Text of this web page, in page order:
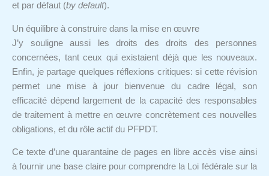
et par défaut (by default).
Un équilibre à construire dans la mise en œuvre
J’y souligne aussi les droits des droits des personnes
concernées, tant ceux qui existaient déjà que les nouveaux.
Enfin, je partage quelques réflexions critiques: si cette révision
permet une mise à jour bienvenue du cadre légal, son
efficacité dépend largement de la capacité des responsables
de traitement à mettre en œuvre concrètement ces nouvelles
obligations, et du rôle actif du PFPDT.
Ce texte d’une quarantaine de pages en libre accès vise ainsi
à fournir une base claire pour comprendre la Loi fédérale sur la